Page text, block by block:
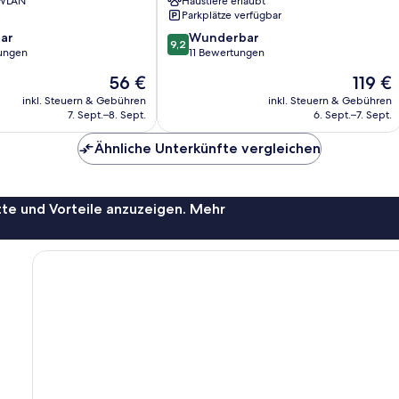
Der
Preis
beträgt
56 €
inkl. Steuern & Gebühren
7. Sept.–8. Sept.
de
San
Ginés
Parkplätze verfügbar
9.2
von
9,2 Wunderbar
11 Bewertungen
Der
Preis
beträgt
119 €
inkl. Steuern & Gebühren
6. Sept.–7. Sept.
Ähnliche Unterkünfte vergleichen
und Vorteile anzuzeigen. Mehr